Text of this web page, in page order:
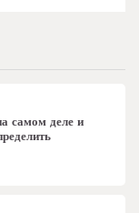
самом деле и